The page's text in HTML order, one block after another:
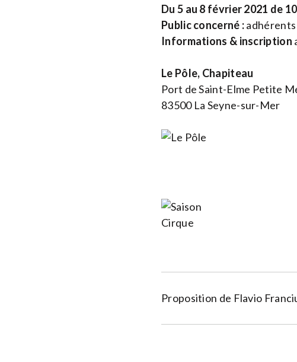
Du 5 au 8 février 2021 de
Public concerné :adhérents
Informations & inscription
Le Pôle, Chapiteau
Port de Saint-Elme Petite
83500 La Seyne-sur-Mer
Proposition de Flavio